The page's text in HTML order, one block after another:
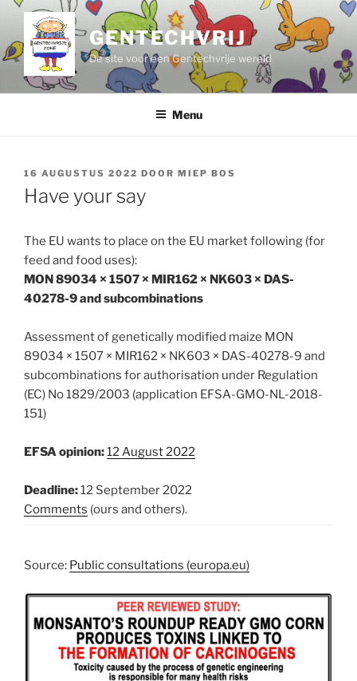
de
inhoud
GENTECHVRIJ
De site voor een Gentechvrije wereld
Menu
GEPLAATST
OP
16 AUGUSTUS 2022 DOOR MIEP BOS
Have your say
The EU wants to place on the EU market following (for
feed and food uses):
MON 89034 × 1507 × MIR162 × NK603 × DAS-
40278-9 and subcombinations
Assessment of genetically modified maize MON
89034 × 1507 × MIR162 × NK603 × DAS-40278-9 and
subcombinations for authorisation under Regulation
(EC) No 1829/2003 (application EFSA-GMO-NL-2018-
151)
EFSA opinion:12 August 2022
Deadline:12 September 2022
Comments (ours and others).
Source: Public consultations (europa.eu)